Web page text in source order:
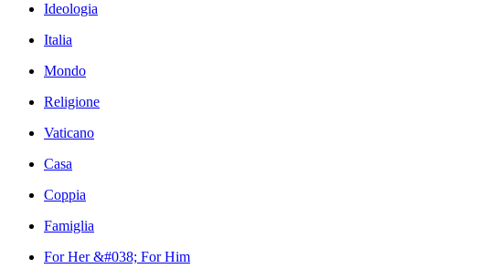
Ideologia
Italia
Mondo
Religione
Vaticano
Casa
Coppia
Famiglia
For Her &#038; For Him